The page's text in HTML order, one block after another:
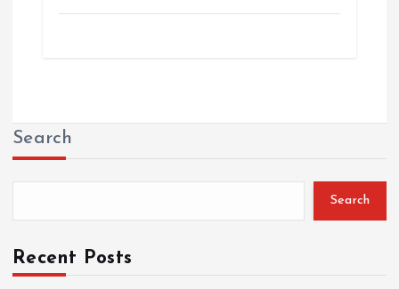
Search
Search
Recent Posts